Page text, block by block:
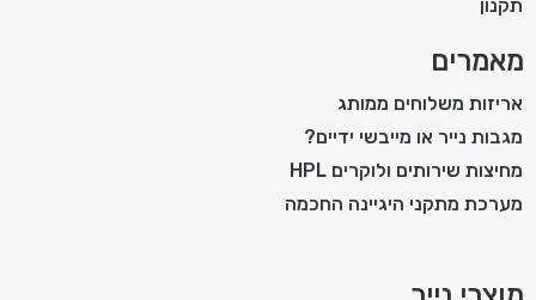
תקנון
מאמרים
אריזות משלוחים ממותג
מגבות נייר או מייבשי ידיים?
מחיצות שירותים ולוקרים HPL
מערכת מתקני היגיינה החכמה